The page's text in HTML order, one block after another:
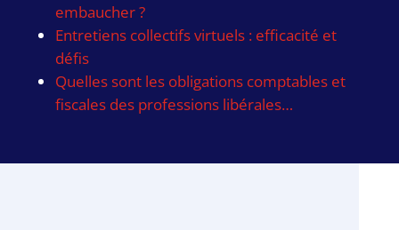
embaucher ?
Entretiens collectifs virtuels : efficacité et
défis
Quelles sont les obligations comptables et
fiscales des professions libérales…